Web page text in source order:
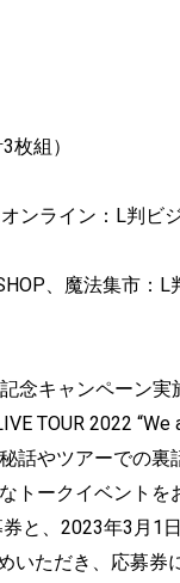
組）
ンライン：L判ビ
、魔法集市：
念キャンペーン実
TOUR 2022
話やツアーでの裏
トークイベントを
と、2023年3月1
いただき、 応募券